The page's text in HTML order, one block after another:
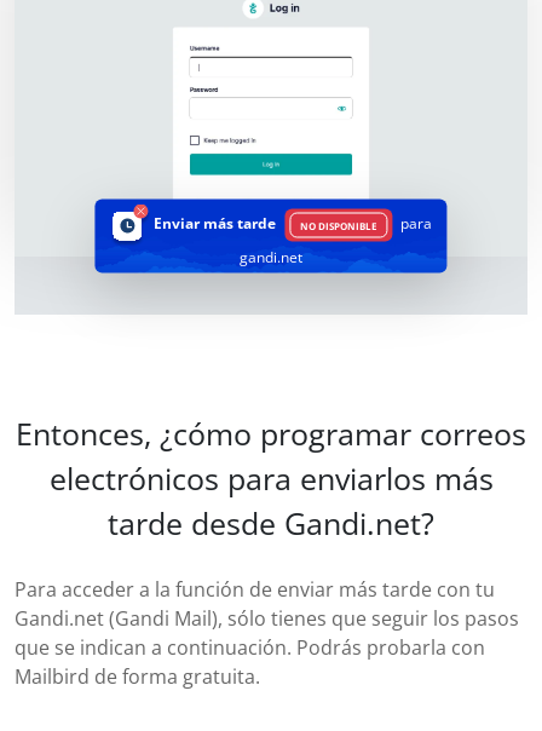
Enviar más tarde NO DISPONIBLE
para
gandi.net
Entonces, ¿cómo programar correos
electrónicos para enviarlos más
tarde desde Gandi.net?
Para acceder a la función de enviar más tarde con tu
Gandi.net (Gandi Mail), sólo tienes que seguir los pasos
que se indican a continuación. Podrás probarla con
Mailbird de forma gratuita.